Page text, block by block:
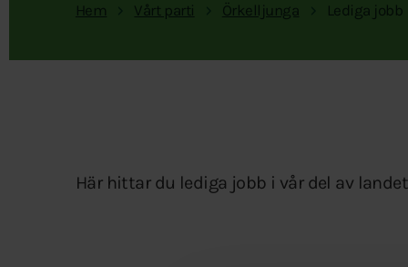
Hem Vårt parti Örkelljunga Lediga jobb
Här hittar du lediga jobb i vår del av